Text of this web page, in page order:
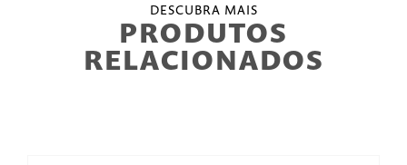
DESCUBRA MAIS
PRODUTOS
RELACIONADOS